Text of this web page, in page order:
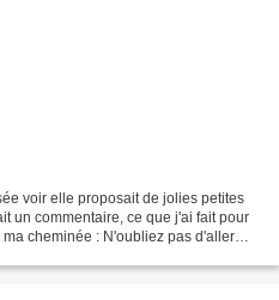
voir elle proposait de jolies petites
un commentaire, ce que j'ai fait pour
cheminée : N'oubliez pas d'aller